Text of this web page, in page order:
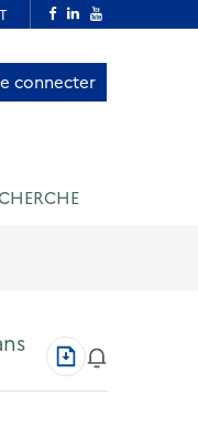
connecter
Télécharger
au
format